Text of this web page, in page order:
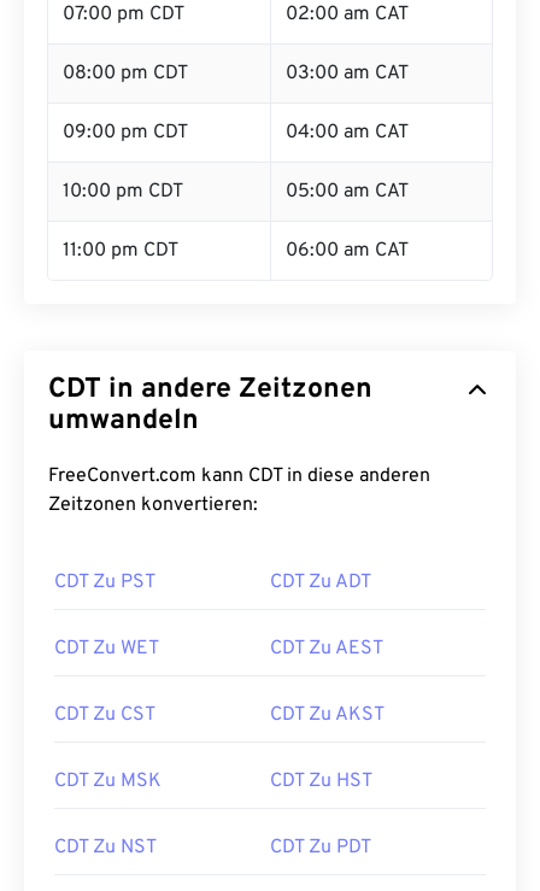
07:00 pm CDT 02:00 am CAT
08:00 pm CDT 03:00 am CAT
09:00 pm CDT 04:00 am CAT
10:00 pm CDT 05:00 am CAT
11:00 pm CDT 06:00 am CAT
CDT in andere Zeitzonen
umwandeln
FreeConvert.com kann CDT in diese anderen
Zeitzonen konvertieren:
CDT Zu PST CDT Zu ADT
CDT Zu WET CDT Zu AEST
CDT Zu CST CDT Zu AKST
CDT Zu MSK CDT Zu HST
CDT Zu NST CDT Zu PDT